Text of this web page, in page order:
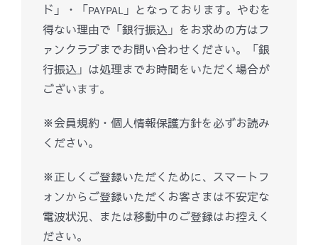
ド」・「PAYPAL」となっております。やむを
得ない理由で「銀行振込」をお求めの方はフ
ァンクラブまでお問い合わせください。「銀
行振込」は処理までお時間をいただく場合が
ございます。
※会員規約・個人情報保護方針を必ずお読み
ください。
※正しくご登録いただくために、スマートフ
ォンからご登録いただくお客さまは不安定な
電波状況、または移動中のご登録はお控えく
ださい。